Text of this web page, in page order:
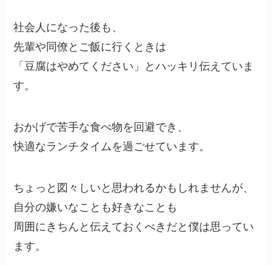
社会人になった後も、
先輩や同僚とご飯に行くときは
「豆腐はやめてください」とハッキリ伝えていま
す。
おかげで苦手な食べ物を回避でき、
快適なランチタイムを過ごせています。
ちょっと図々しいと思われるかもしれませんが、
自分の嫌いなことも好きなことも
周囲にきちんと伝えておくべきだと僕は思ってい
ます。